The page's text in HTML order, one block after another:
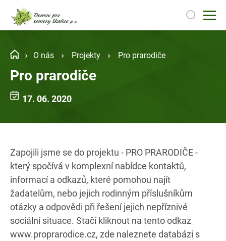
O nás Projekty Pro prarodiče
Pro prarodiče
17. 06. 2020
Zapojili jsme se do projektu - PRO PRARODIČE -
který spočívá v komplexní nabídce kontaktů,
informací a odkazů, které pomohou najít
žadatelům, nebo jejich rodinným příslušníkům
otázky a odpovědi při řešení jejich nepříznivé
sociální situace. Stačí kliknout na tento odkaz
www.proprarodice.cz, zde naleznete databázi s